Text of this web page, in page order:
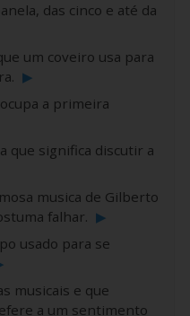
das cinco e até da
um coveiro usa para
▶
a primeira
que significa discutir a
musica de Gilberto
falhar. ▶
usado para se
musicais e que
a um sentimento